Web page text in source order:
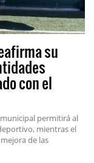
su
con el
permitirá al
mientras el
de las